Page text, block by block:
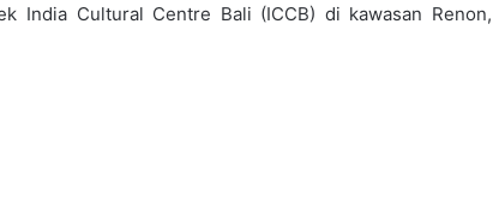
India Cultural Centre Bali (ICCB) di kawasan Renon,